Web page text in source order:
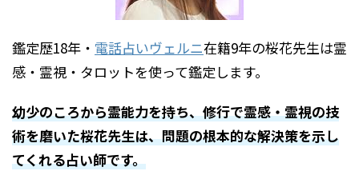
鑑定歴18年・ 電話占いヴェルニ在籍9年の桜花先生は霊
感・霊視・タロットを使って鑑定します。
幼少のころから霊能力を持ち、修行で霊感・霊視の技
術を磨いた桜花先生は、問題の根本的な解決策を示し
てくれる占い師です。